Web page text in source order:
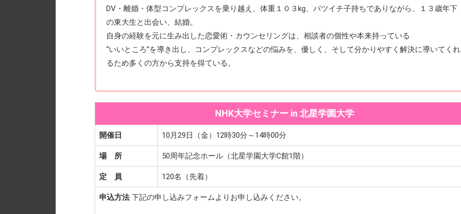
DV・離婚・体型コンプレックスを乗り越え、体重１０３kg、バツイチ子持ちでありながら、１３歳年下
の東大生と出会い、結婚。
自身の経験を元に生み出した恋愛術・カウンセリングは、相談者の個性や本来持っている
“いいところ”を導き出し、コンプレックスなどの悩みを、優しく、そして分かりやすく解決に導いてくれ
るため多くの方から支持を得ている。
NHK大学セミナー in 北星学園大学
開催日 10月29日（金）12時30分～14時00分
場 所 50周年記念ホール（北星学園大学C館1階）
定 員 120名（先着）
申込方法下記の申し込みフォームよりお申し込みください。